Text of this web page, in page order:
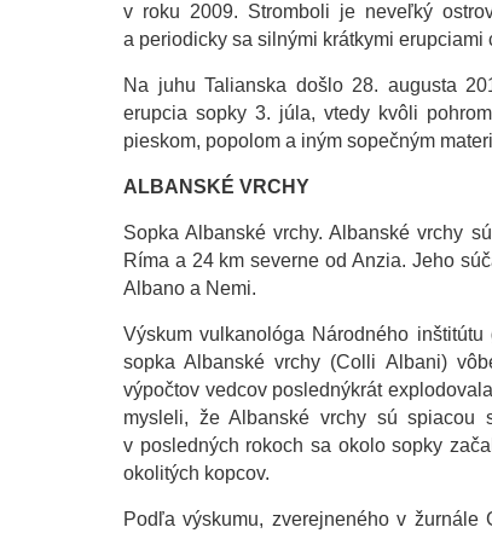
v roku 2009. Stromboli je neveľký
a periodicky sa silnými krátkymi erupciami
Na juhu Talianska došlo 28. augusta
erupcia sopky 3. júla, vtedy kvôli
pieskom, popolom a iným sopečným
ALBANSKÉ VRCHY
Sopka Albanské vrchy. Albanské vrchy
Ríma a 24 km severne od Anzia. Jeho
Albano a Nemi.
Výskum vulkanológa Národného
sopka Albanské vrchy (Colli Albani)
výpočtov vedcov poslednýkrát
mysleli, že Albanské vrchy sú spiacou
v posledných rokoch sa okolo sopky
okolitých kopcov.
Podľa výskumu, zverejneného v